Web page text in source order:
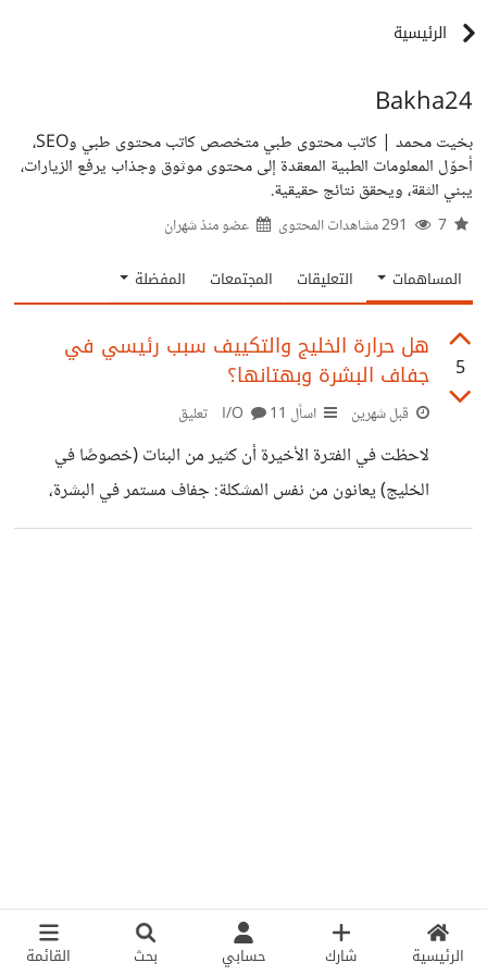
الرئيسية شارك حسابي بحث القائمة
الرئيسية
Bakha24
بخيت محمد | كاتب محتوى طبي متخصص كاتب محتوى طبي وSEO،
أحوّل المعلومات الطبية المعقدة إلى محتوى موثوق وجذاب يرفع الزيارات،
يبني الثقة، ويحقق نتائج حقيقية.
عضو منذشهران
المساهمات التعليقات المجتمعات المفضلة
5
هل حرارة الخليج والتكييف سبب رئيسي في
جفاف البشرة وبهتانها؟
قبل شهرين اسأل I/O 11 تعليق
لاحظت في الفترة الأخيرة أن كثير من البنات (خصوصًا في
الخليج) يعانون من نفس المشكلة: جفاف مستمر في البشرة،
بهتان، وظهور خطوط بسيطة حتى في سن صغير. السؤال اللي